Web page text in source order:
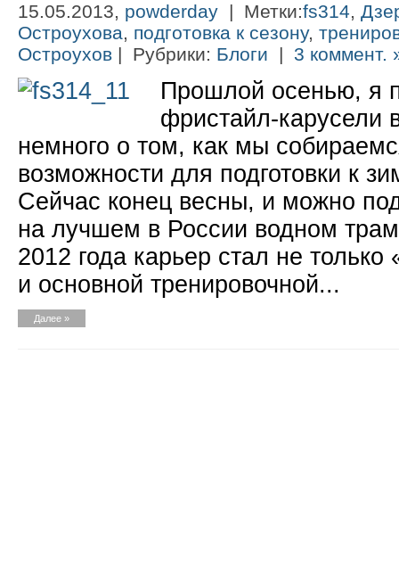
15.05.2013, powderday | Метки:fs314,
Остроухова, подготовка к сезону,
Остроухов | Рубрики: Блоги | 3 коммент.
Прошлой осенью, я
фристайл-карусели
немного о том, как мы
возможности для подготовки к
Сейчас конец весны, и можно
на лучшем в России водном
2012 года карьер стал не
и основной тренировочной...
Далее »